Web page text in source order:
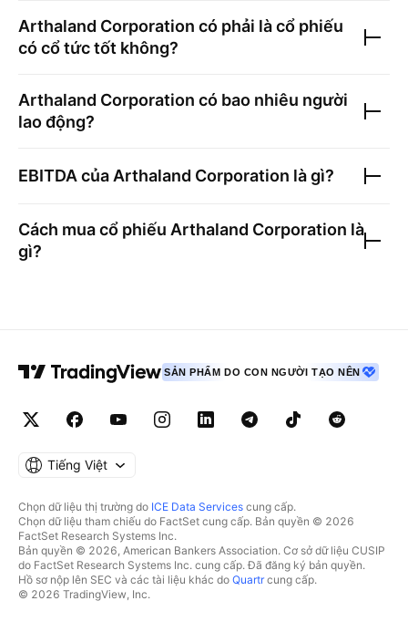
Arthaland Corporation có phải là cổ phiếu
có cổ tức tốt không?
Arthaland Corporation có bao nhiêu người
lao động?
EBITDA của Arthaland Corporation là gì?
Cách mua cổ phiếu Arthaland Corporation là
gì?
SẢN PHẨM DO CON NGƯỜI TẠO NÊN
Tiếng Việt
Chọn dữ liệu thị trường do ICE Data Services cung cấp.
Chọn dữ liệu tham chiếu do FactSet cung cấp. Bản quyền © 2026
FactSet Research Systems Inc.
Bản quyền © 2026, American Bankers Association. Cơ sở dữ liệu CUSIP
do FactSet Research Systems Inc. cung cấp. Đã đăng ký bản quyền.
Hồ sơ nộp lên SEC và các tài liệu khác do Quartrcung cấp.
© 2026 TradingView, Inc.